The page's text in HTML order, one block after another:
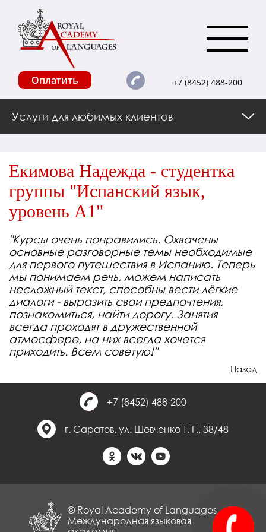
Оплатить +7 (8452) 488-200
Услуги для любимых клиентов
Екимова Надежда - студентка
группы "Испанский язык,
уровень А1"
"Курсы очень понравились. Охвачены
основные разговорные темы необходимые
для первого путешествия в Испанию. Теперь
мы понимаем речь, можем написать
несложный текст, способны вести лёгкие
диалоги - выразить свои предпочтения,
познакомиться, найти дорогу. Занятия
всегда проходят в дружественной
атмосфере, на них всегда хочется
приходить. Всем советую!"
Назад
+7 (8452) 488-200
г. Саратов, ул. Шевченко Т. Г., 38/48
© Royal Academy of Languages
Международная языковая